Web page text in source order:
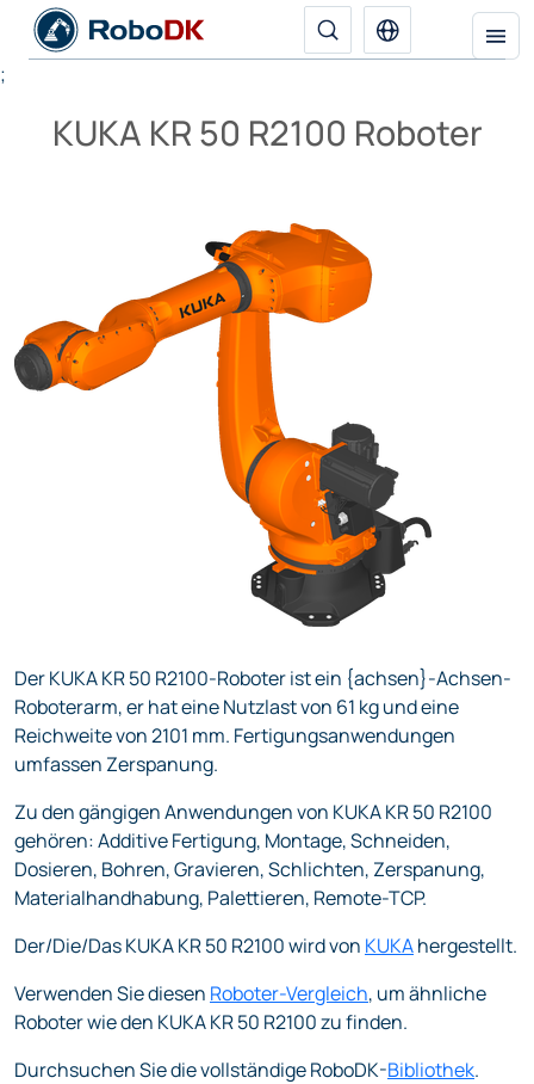
;
KUKA KR 50 R2100 Roboter
Der KUKA KR 50 R2100-Roboter ist ein {achsen}-Achsen-
Roboterarm, er hat eine Nutzlast von 61 kg und eine
Reichweite von 2101 mm. Fertigungsanwendungen
umfassen Zerspanung.
Zu den gängigen Anwendungen von KUKA KR 50 R2100
gehören: Additive Fertigung, Montage, Schneiden,
Dosieren, Bohren, Gravieren, Schlichten, Zerspanung,
Materialhandhabung, Palettieren, Remote-TCP.
Der/Die/Das KUKA KR 50 R2100 wird von KUKAhergestellt.
Verwenden Sie diesen Roboter-Vergleich, um ähnliche
Roboter wie den KUKA KR 50 R2100 zu finden.
Durchsuchen Sie die vollständige RoboDK-Bibliothek.